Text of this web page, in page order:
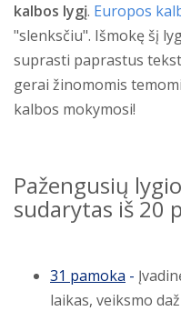
kalbos lygį. Europos
"slenksčiu". Išmokę šį
suprasti paprastus
gerai žinomomis
kalbos mokymosi!
Pažengusių
sudarytas iš 20
31 pamoka -
laikas, veiksmo